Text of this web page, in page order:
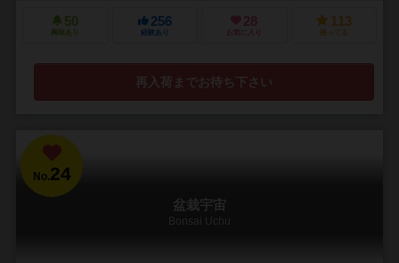
50
興味あり
256
経験あり
28
お気に入り
113
持ってる
再入荷までお待ち下さい
No.24
盆栽宇宙
Bonsai Uchu